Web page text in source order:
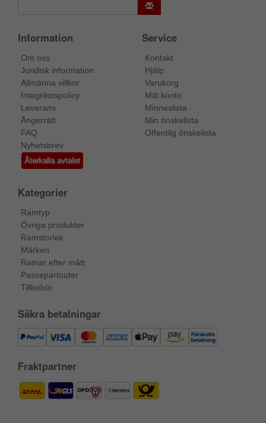
Information
Om oss
Juridisk information
Allmänna villkor
Integritetspolicy
Leverans
Ångerrätt
FAQ
Nyhetsbrev
Återkalla avtalet
Service
Kontakt
Hjälp
Varukorg
Mitt konto
Minneslista
Min önskelista
Offentlig önskelista
Kategorier
Ramtyp
Övriga produkter
Ramstorlek
Märken
Ramar efter mått
Passepartouter
Tillbehör
Säkra betalningar
Fraktpartner